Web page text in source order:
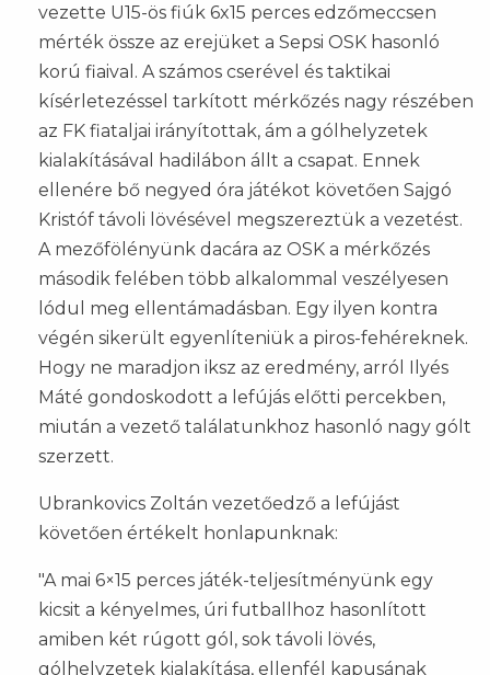
vezette U15-ös fiúk 6x15 perces edzőmeccsen
mérték össze az erejüket a Sepsi OSK hasonló
korú fiaival. A számos cserével és taktikai
kísérletezéssel tarkított mérkőzés nagy részében
az FK fiataljai irányítottak, ám a gólhelyzetek
kialakításával hadilábon állt a csapat. Ennek
ellenére bő negyed óra játékot követően Sajgó
Kristóf távoli lövésével megszereztük a vezetést.
A mezőfölényünk dacára az OSK a mérkőzés
második felében több alkalommal veszélyesen
lódul meg ellentámadásban. Egy ilyen kontra
végén sikerült egyenlíteniük a piros-fehéreknek.
Hogy ne maradjon iksz az eredmény, arról Ilyés
Máté gondoskodott a lefújás előtti percekben,
miután a vezető találatunkhoz hasonló nagy gólt
szerzett.
Ubrankovics Zoltán vezetőedző a lefújást
követően értékelt honlapunknak:
"A mai 6×15 perces játék-teljesítményünk egy
kicsit a kényelmes, úri futballhoz hasonlított
amiben két rúgott gól, sok távoli lövés,
gólhelyzetek kialakítása, ellenfél kapusának